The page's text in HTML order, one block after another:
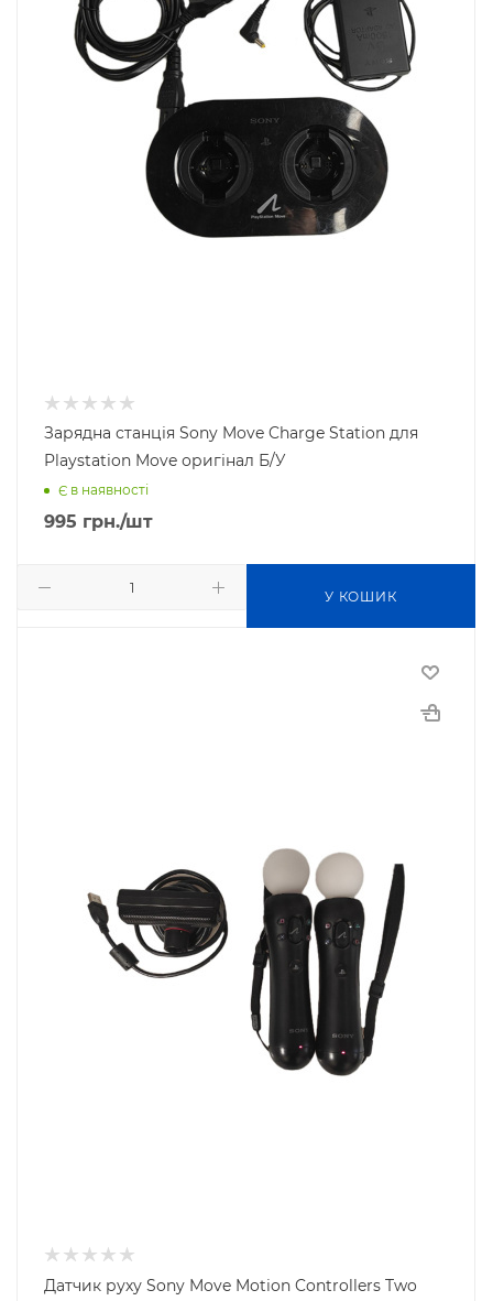
Зарядна станція Sony Move Charge Station для
Playstation Move оригінал Б/У
Є в наявності
995 грн./шт
У КОШИК
Датчик руху Sony Move Motion Controllers Two